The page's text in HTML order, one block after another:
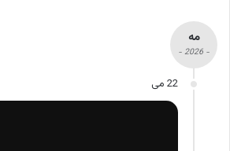
مه
- 2026 -
22 می